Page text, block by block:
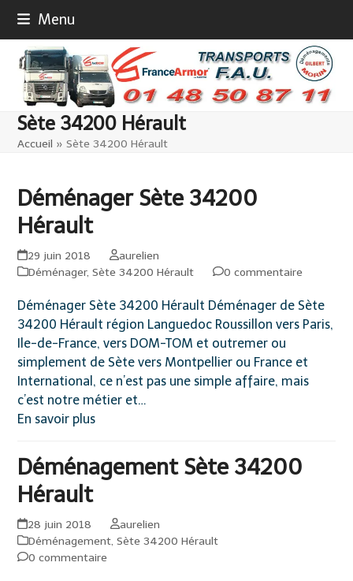
content
Menu
Sète 34200 Hérault
Accueil »Sète 34200 Hérault
Déménager Sète 34200
Hérault
29 juin 2018
aurelien
Déménager,Sète 34200 Hérault 0 commentaire
Déménager Sète 34200 Hérault Déménager de Sète
34200 Hérault région Languedoc Roussillon vers Paris,
Ile-de-France, vers DOM-TOM et outremer ou
simplement de Sète vers Montpellier ou France et
International, ce n’est pas une simple affaire, mais
c’est notre métier et…
En savoir plus
Déménagement Sète 34200
Hérault
28 juin 2018
aurelien
Déménagement,Sète 34200 Hérault
0 commentaire